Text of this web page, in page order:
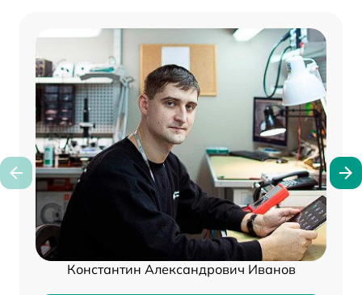
Константин Александрович Иванов